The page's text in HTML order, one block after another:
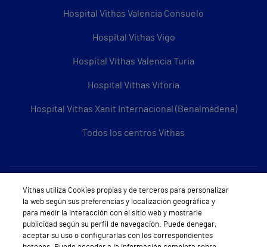
Hospital Vithas Valencia Consuelo
Hospital Vithas Vigo
Hospital Vithas Valencia Turia
Hospital Vithas Vitoria
Hospital Vithas Xanit Internacional (Benalmádena)
Todos los centros Vithas
Sobre Vithas
Quiénes somos
Trabajar en Vithas
Vithas utiliza Cookies propias y de terceros para personalizar
la web según sus preferencias y localización geográfica y
para medir la interacción con el sitio web y mostrarle
publicidad según su perfil de navegación. Puede denegar,
aceptar su uso o configurarlas con los correspondientes